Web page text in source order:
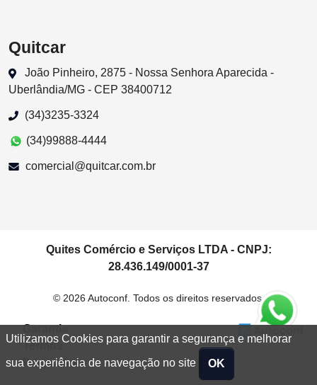
Utilizamos Cookies para garantir a segurança e melhorar
sua experiência de navegação no site OK
Quitcar
João Pinheiro, 2875 - Nossa Senhora Aparecida -
Uberlândia/MG - CEP 38400712
(34)3235-3324
(34)99888-4444
comercial@quitcar.com.br
Quites Comércio e Serviços LTDA - CNPJ:
28.436.149/0001-37
© 2026 Autoconf. Todos os direitos reservados.
Garantia
Termos
Privacidade